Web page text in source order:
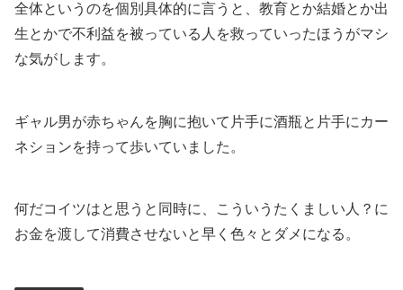
全体というのを個別具体的に言うと、教育とか結婚とか出
生とかで不利益を被っている人を救っていったほうがマシ
な気がします。
ギャル男が赤ちゃんを胸に抱いて片手に酒瓶と片手にカー
ネションを持って歩いていました。
何だコイツはと思うと同時に、こういうたくましい人？に
お金を渡して消費させないと早く色々とダメになる。